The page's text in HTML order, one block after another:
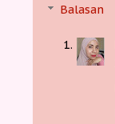
Balasan